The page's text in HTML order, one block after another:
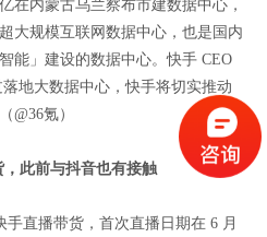
在内蒙古乌兰察布市建数据中心，
大规模互联网数据中心，也是国内
能」建设的数据中心。快手 CEO
地大数据中心，快手将切实推动
@36氪）
此前与抖音也有接触
直播带货，首次直播日期在 6 月